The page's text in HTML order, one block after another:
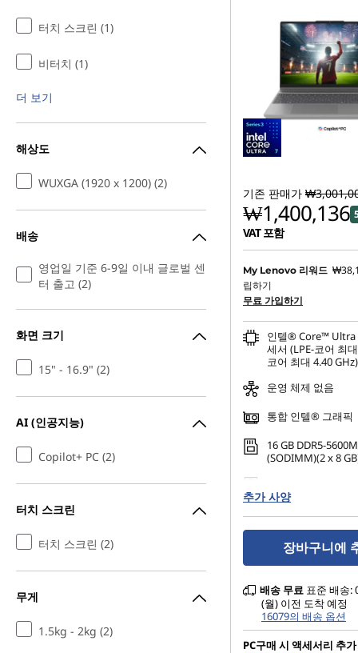
터치 스크린 (1)
비터치 (1)
더 보기
해상도
WUXGA (1920 x 1200) (2)
배송
영업일 기준 6-9일 이내 글로벌 센
터 출고 (2)
화면 크기
15" - 16.9" (2)
AI (인공지능)
Copilot+ PC (2)
터치 스크린
터치 스크린 (2)
무게
1.5kg - 2kg (2)
기존 판매가
₩1,400,136
VAT 포함
My Lenovo 리워드
립하기
무료 가입하기
인텔® Core™ Ultra
세서 (LPE-코어 최
코어 최대 4.40 GHz)
운영 체제 없음
통합 인텔® 그래픽
16 GB DDR5-
(SODIMM)(2 x 8
Gen4 QLC
추가 사양
장바구니에
배송 무료 표준 배송:
(월) 이전 도착 예정
16079의 배송 옵션
PC구매 시 액세서리 추